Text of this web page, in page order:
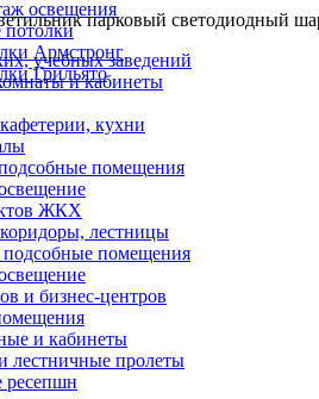
освещения
Армстронг
Грильято
парковый светодиодный
учебных заведений
и кабинеты
кухни
помещения
ЖКХ
лестницы
помещения
и бизнес-центров
и кабинеты
лестничные пролеты
ресепшн